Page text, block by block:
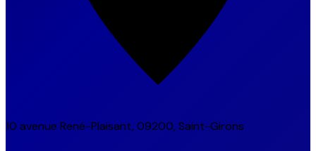
10 avenue René-Plaisant, 09200, Saint-Girons